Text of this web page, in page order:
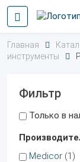
Главная
инструменты
Фильтр
Только в
Medicor (1)